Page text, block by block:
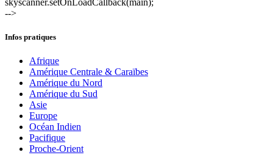
skyscanner.setOnLoadCallback(main);
-->
Infos pratiques
Afrique
Amérique Centrale & Caraïbes
Amérique du Nord
Amérique du Sud
Asie
Europe
Océan Indien
Pacifique
Proche-Orient